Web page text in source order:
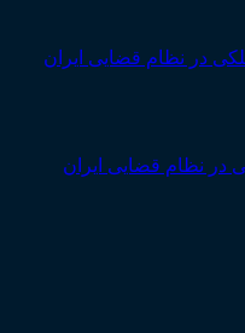
در نظام قضایی ایران